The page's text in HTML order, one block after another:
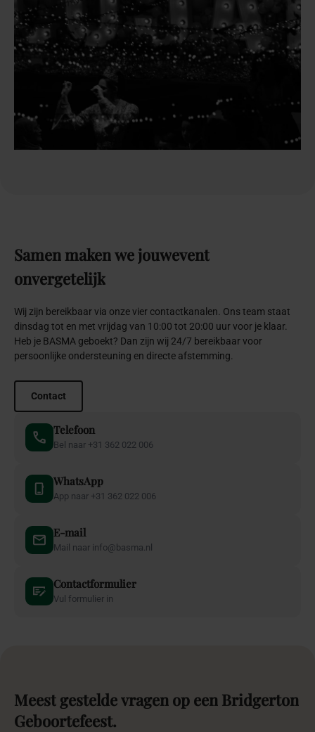
Samen makenwejouwevent
onvergetelijk
Wij zijn bereikbaar via onze vier contactkanalen. Ons team staat
dinsdag tot en met vrijdag van 10:00 tot 20:00 uur voor je klaar.
Heb je BASMA geboekt? Dan zijn wij 24/7 bereikbaar voor
persoonlijke ondersteuning en directe afstemming.
Contact
Telefoon
Bel naar +31 362 022 006
WhatsApp
App naar +31 362 022 006
E-mail
Mail naar info@basma.nl
Contactformulier
Vul formulier in
Meest gesteldevragen op een Bridgerton
Geboortefeest.